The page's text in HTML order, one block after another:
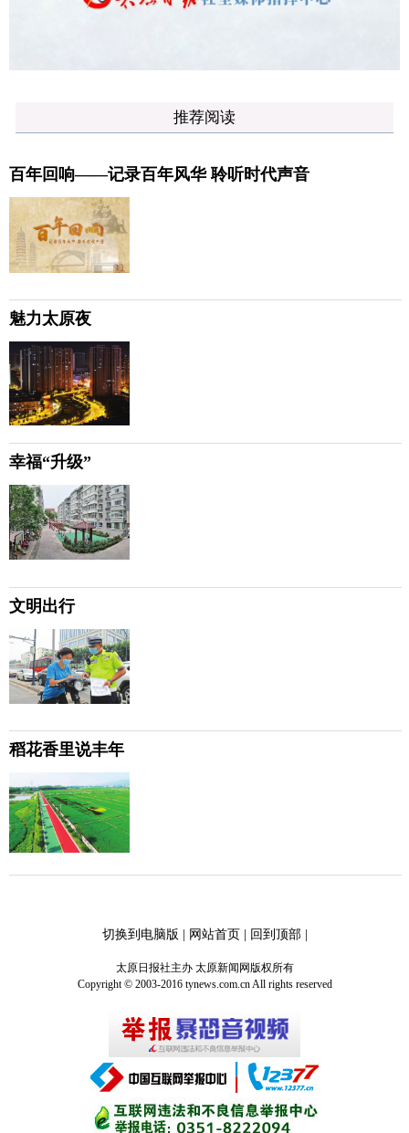
推荐阅读
百年回响——记录百年风华 聆听时代声音
魅力太原夜
幸福“升级”
文明出行
稻花香里说丰年
切换到电脑版 | 网站首页| 回到顶部|
太原日报社主办 太原新闻网版权所有
Copyright © 2003-2016 tynews.com.cn All rights reserved